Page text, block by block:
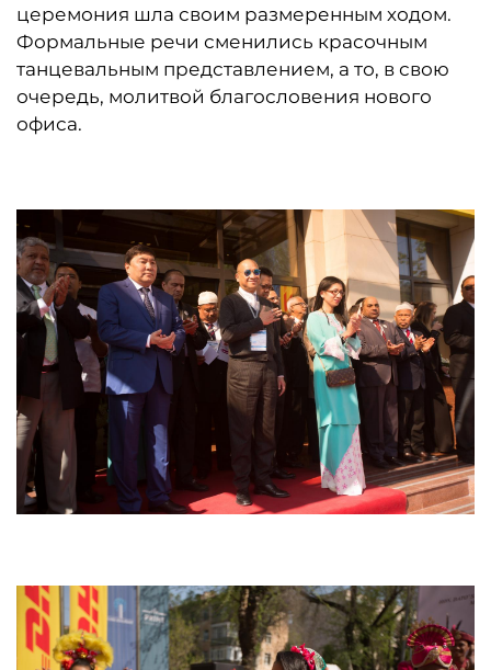
церемония шла своим размеренным ходом.
Формальные речи сменились красочным
танцевальным представлением, а то, в свою
очередь, молитвой благословения нового
офиса.